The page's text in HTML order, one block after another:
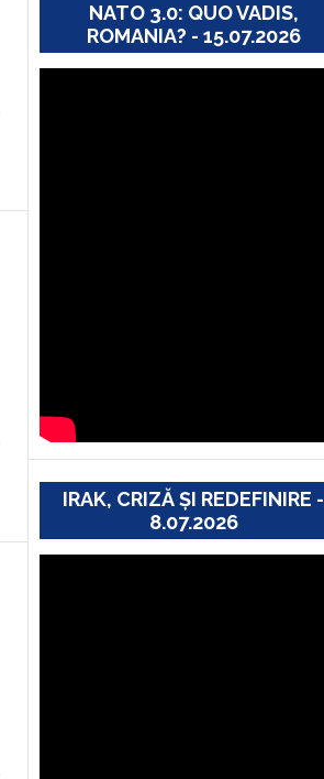
NATO 3.0: QUO VADIS,
ROMANIA? - 15.07.2026
IRAK, CRIZĂ ȘI REDEFINIRE -
8.07.2026